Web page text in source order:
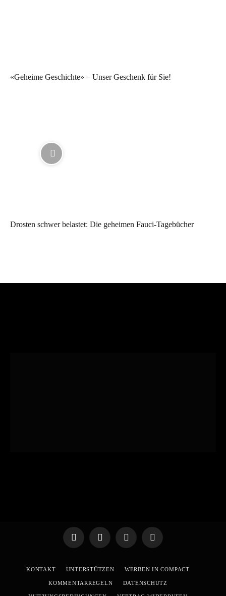
«Geheime Geschichte» – Unser Geschenk für Sie!
Drosten schwer belastet: Die geheimen Fauci-Tagebücher
TelegramWhatsApp
X
YouTube
KONTAKT UNTERSTÜTZEN WERBEN IN COMPACT
KOMMENTARREGELN DATENSCHUTZ